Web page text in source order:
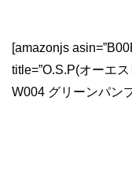
[amazonjs
title=”O.S.P(オーエ
W004 グリーンパン